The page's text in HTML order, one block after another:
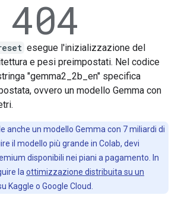
esegue l'inizializzazione del
e pesi preimpostati. Nel codice
"gemma2_2b_en" specifica
ovvero un modello Gemma con
anche un modello Gemma con 7 miliardi di
il modello più grande in Colab, devi
disponibili nei piani a pagamento. In
la ottimizzazione distribuita su un
Kaggle o Google Cloud.